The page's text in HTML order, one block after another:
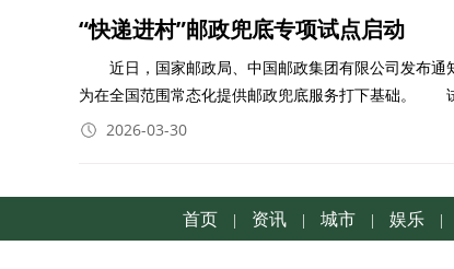
“快递进村”邮政兜底专项试点启动
近日，国家邮政局、中国邮政集团有限公司发布通
为在全国范围常态化提供邮政兜底服务打下基础。
2026-03-30
首页 资讯 城市 娱乐